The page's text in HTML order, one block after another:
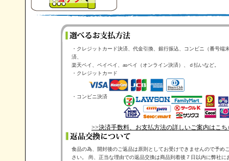
・クレジットカード決済、代金引換、銀行振込、コンビニ（番号端
済、
楽天ペイ、ペイペイ、auペイ（オンライン決済）、ｄ払いなど。
・クレジットカード
・コンビニ決済
>>決済手数料、お支払方法の詳しいご案内はこち
食品の為、開封後のご返品は原則としてお受けできませんので予め
さい。 尚、正当な理由での返品交換は商品到着後７日以内に弊社に